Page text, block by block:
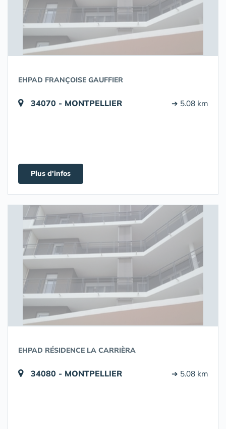
EHPAD FRANÇOISE GAUFFIER
34070 - MONTPELLIER ➔ 5.08 km
Plus d'infos
EHPAD RÉSIDENCE LA CARRIÈRA
34080 - MONTPELLIER ➔ 5.08 km